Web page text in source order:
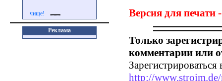
чище!
Реклама
Версия для печати
Только
комментарии или
http://